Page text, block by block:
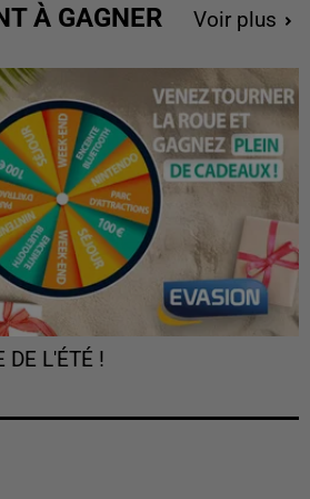
À GAGNER Voir plus
DE L'ÉTÉ !